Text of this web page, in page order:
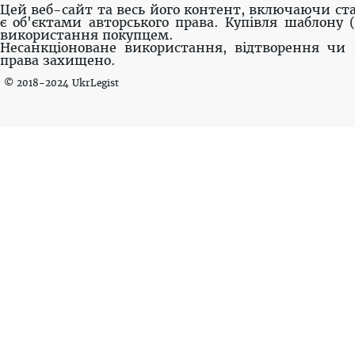
Цей веб-сайт та весь його контент, включаючи
є об'єктами авторського права. Купівля шаблону
використання покупцем.
Несанкціоноване використання, відтворення
права захищено.
© 2018-2024 UkrLegist